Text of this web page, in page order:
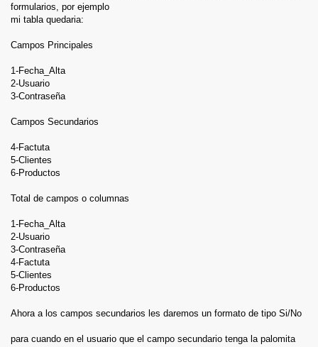
formularios, por ejemplo
mi tabla quedaria:
Campos Principales
1-Fecha_Alta
2-Usuario
3-Contraseña
Campos Secundarios
4-Factuta
5-Clientes
6-Productos
Total de campos o columnas
1-Fecha_Alta
2-Usuario
3-Contraseña
4-Factuta
5-Clientes
6-Productos
Ahora a los campos secundarios les daremos un formato de tipo Si/No
para cuando en el usuario que el campo secundario tenga la palomita